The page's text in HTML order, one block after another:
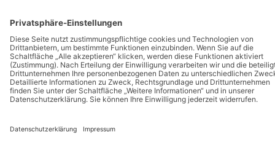
Copyright © 2026 Projekt Eigenheim
WordPress-Theme